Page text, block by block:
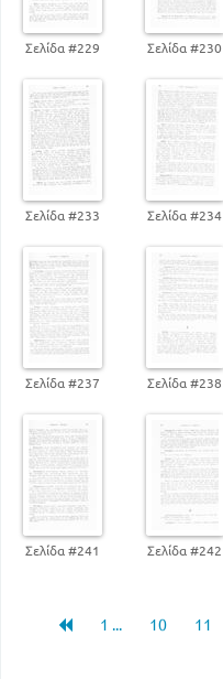
Σελίδα #229 Σελίδα #230
Σελίδα #233 Σελίδα #234
Σελίδα #237 Σελίδα #238
Σελίδα #241 Σελίδα #242
1 ... 10 11